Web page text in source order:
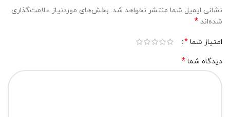
نشانی ایمیل شما منتشر نخواهد شد. بخش‌های موردنیاز علامت‌گذاری
شده‌اند *
امتیاز شما *
دیدگاه شما *